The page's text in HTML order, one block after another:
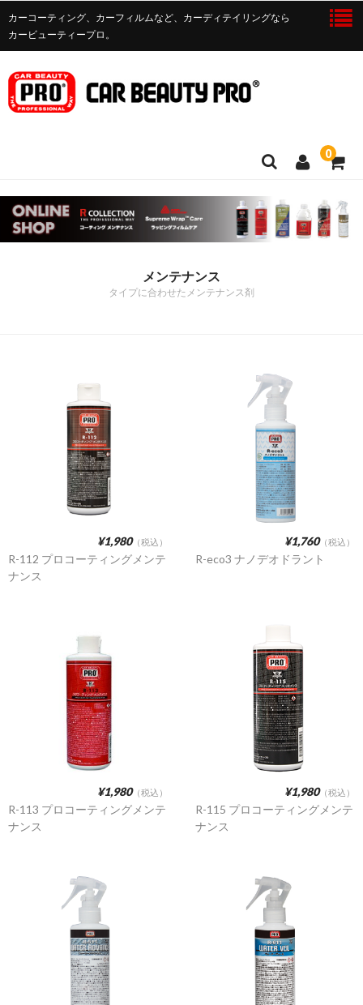
カーコーティング、カーフィルムなど、カーディテイリングなら
カービューティープロ。
0
ボディシャンプー
メンテナンス
クリーナー
コーティング・ワックス
ラップケア
メンテナンス
タイプに合わせたメンテナンス剤
¥1,980（税込）
R-112 プロコーティングメンテ
ナンス
¥1,760（税込）
R-eco3 ナノデオドラント
¥1,980（税込）
R-113 プロコーティングメンテ
ナンス
¥1,980（税込）
R-115 プロコーティングメンテ
ナンス